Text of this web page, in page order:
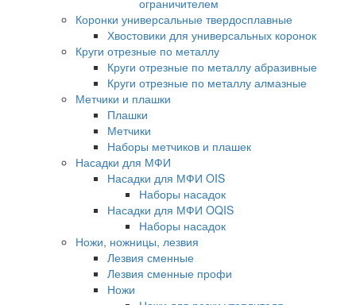
ограничителем
Коронки универсальные твердосплавные
Хвостовики для универсальных коронок
Круги отрезные по металлу
Круги отрезные по металлу абразивные
Круги отрезные по металлу алмазные
Метчики и плашки
Плашки
Метчики
Наборы метчиков и плашек
Насадки для МФИ
Насадки для МФИ OIS
Наборы насадок
Насадки для МФИ OQIS
Наборы насадок
Ножи, ножницы, лезвия
Лезвия сменные
Лезвия сменные профи
Ножи